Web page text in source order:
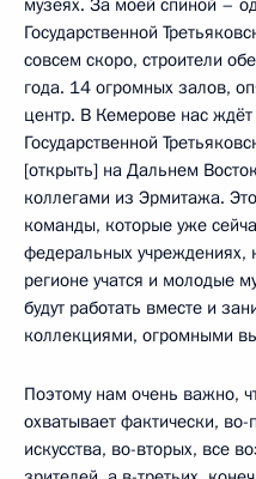
Государственной
совсем скоро, строители
года. 14 огромных залов,
центр. В Кемерове нас
Государственной
[открыть] на Дальнем
коллегами из Эрмитажа.
команды, которые уже
федеральных
регионе учатся и молодые
будут работать вместе и
коллекциями, огромными
Поэтому нам очень важно,
охватывает фактически,
искусства, во-вторых, все